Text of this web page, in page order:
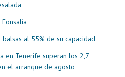
al 55% de su capacidad
en Tenerife superan los 2,7
el arranque de agosto